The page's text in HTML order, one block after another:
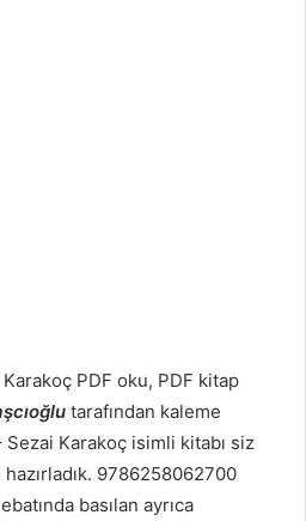
PDF oku, PDF kitap
tarafından kaleme
Sezai Karakoç isimli kitabı siz
9786258062700
basılan ayrıca